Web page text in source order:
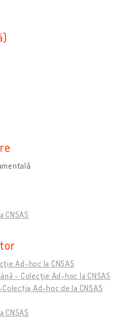
Ad-hoc la CNSAS
- Colecţie Ad-hoc la CNSAS
Ad-hoc de la CNSAS